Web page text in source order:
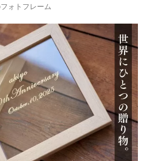
ォトフレーム